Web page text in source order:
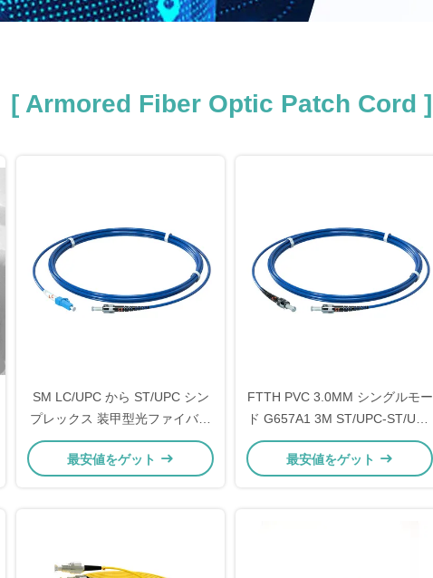
[ Armored Fiber Optic Patch Cord ]
SM LC/UPC から ST/UPC シン
プレックス 装甲型光ファイバー
パッチコード 簡単かつ迅速な設
置
最安値をゲット
FTTH PVC 3.0MM シングルモー
ド G657A1 3M ST/UPC-ST/UPC
装甲型光ファイバーパッチコー
ド
最安値をゲット